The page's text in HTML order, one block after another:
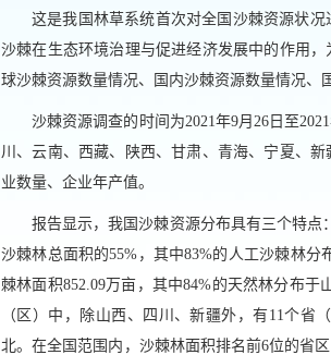
这是我国林草系统首次对全国沙棘资源状
沙棘在生态环境治理与促进经济发展中的作用
球沙棘资源数量情况、国内沙棘资源数量情况
沙棘资源调查的时间为2021年9月26日至
川、云南、西藏、陕西、甘肃、青海、宁夏、
业数量、企业年产值。
报告显示，我国沙棘资源分布具有三个特点
沙棘林总面积的55%，其中83%的人工沙棘林
棘林面积852.09万亩，其中84%的天然林分布
（区）中，除山西、四川、新疆外，有11个
北。在全国范围内，沙棘林面积排名前6位的省